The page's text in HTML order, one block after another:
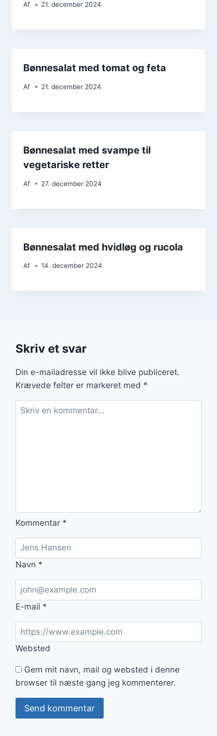
Af 21. december 2024
Bønnesalat med tomat og feta
Af 21. december 2024
Bønnesalat med svampe til
vegetariske retter
Af 27. december 2024
Bønnesalat med hvidløg og rucola
Af 14. december 2024
Skriv et svar
Din e-mailadresse vil ikke blive publiceret.
Krævede felter er markeret med *
Kommentar *
Navn *
E-mail *
Websted
Gem mit navn, mail og websted i denne
browser til næste gang jeg kommenterer.